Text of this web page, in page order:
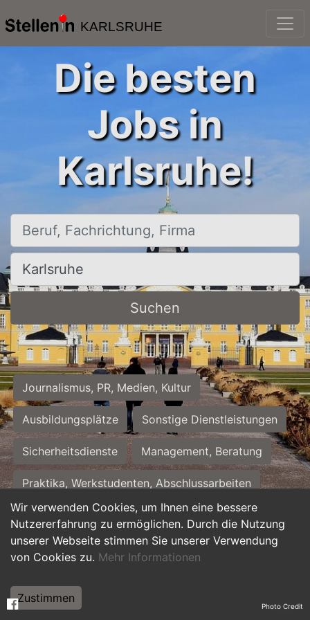
KARLSRUHE
Wir verwenden Cookies, um Ihnen eine bessere
Nutzererfahrung zu ermöglichen. Durch die Nutzung
unserer Webseite stimmen Sie unserer Verwendung
von Cookies zu. Mehr Informationen
Zustimmen
Die besten
Jobs in
Karlsruhe!
Beruf, Fachrichtung, Firma
Ort, Stadt
Suchen
Journalismus, PR, Medien, Kultur
Ausbildungsplätze Sonstige Dienstleistungen
Sicherheitsdienste Management, Beratung
Praktika, Werkstudenten, Abschlussarbeiten
Personalwesen Assistenz, Sekretariat
Hilfskräfte, Aushilfs- und Nebenjobs
Weiterbildung, Studium, duale Ausbildung Photo Credit